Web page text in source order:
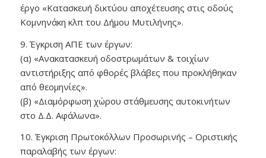
έργο «Κατασκευή δικτύου αποχέτευσης στις οδούς
Κομνηνάκη κλπ του Δήμου Μυτιλήνης».
9. Έγκριση ΑΠΕ των έργων:
(α) «Ανακατασκευή οδοστρωμάτων & τοιχίων
αντιστήριξης από φθορές βλάβες που προκλήθηκαν
από θεομηνίες».
(β) «Διαμόρφωση χώρου στάθμευσης αυτοκινήτων
στο Δ.Δ. Αφάλωνα».
10. Έγκριση Πρωτοκόλλων Προσωρινής – Οριστικής
παραλαβής των έργων: